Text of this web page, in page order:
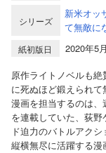
シリーズ
新米オッ
て無敵に
紙初版日
2020年5
原作ライトノベルも
に死ぬほど鍛えられて
漫画を担当するのは、
を連載していた、荻野
ド迫力のバトルアク
縦横無尽に活躍する漫